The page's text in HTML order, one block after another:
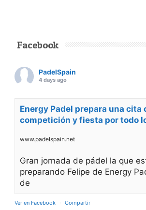
Facebook
PadelSpain
4 days ago
Energy Padel prepara una cita
competición y fiesta por todo
www.padelspain.net
Gran jornada de pádel la que
preparando Felipe de Energy
de
Ver en Facebook · Compartir